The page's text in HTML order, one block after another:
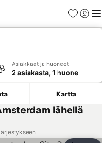
Suosikit
Asiakkaat ja huoneet
2 asiakasta, 1 huone
Kartta
lähellä